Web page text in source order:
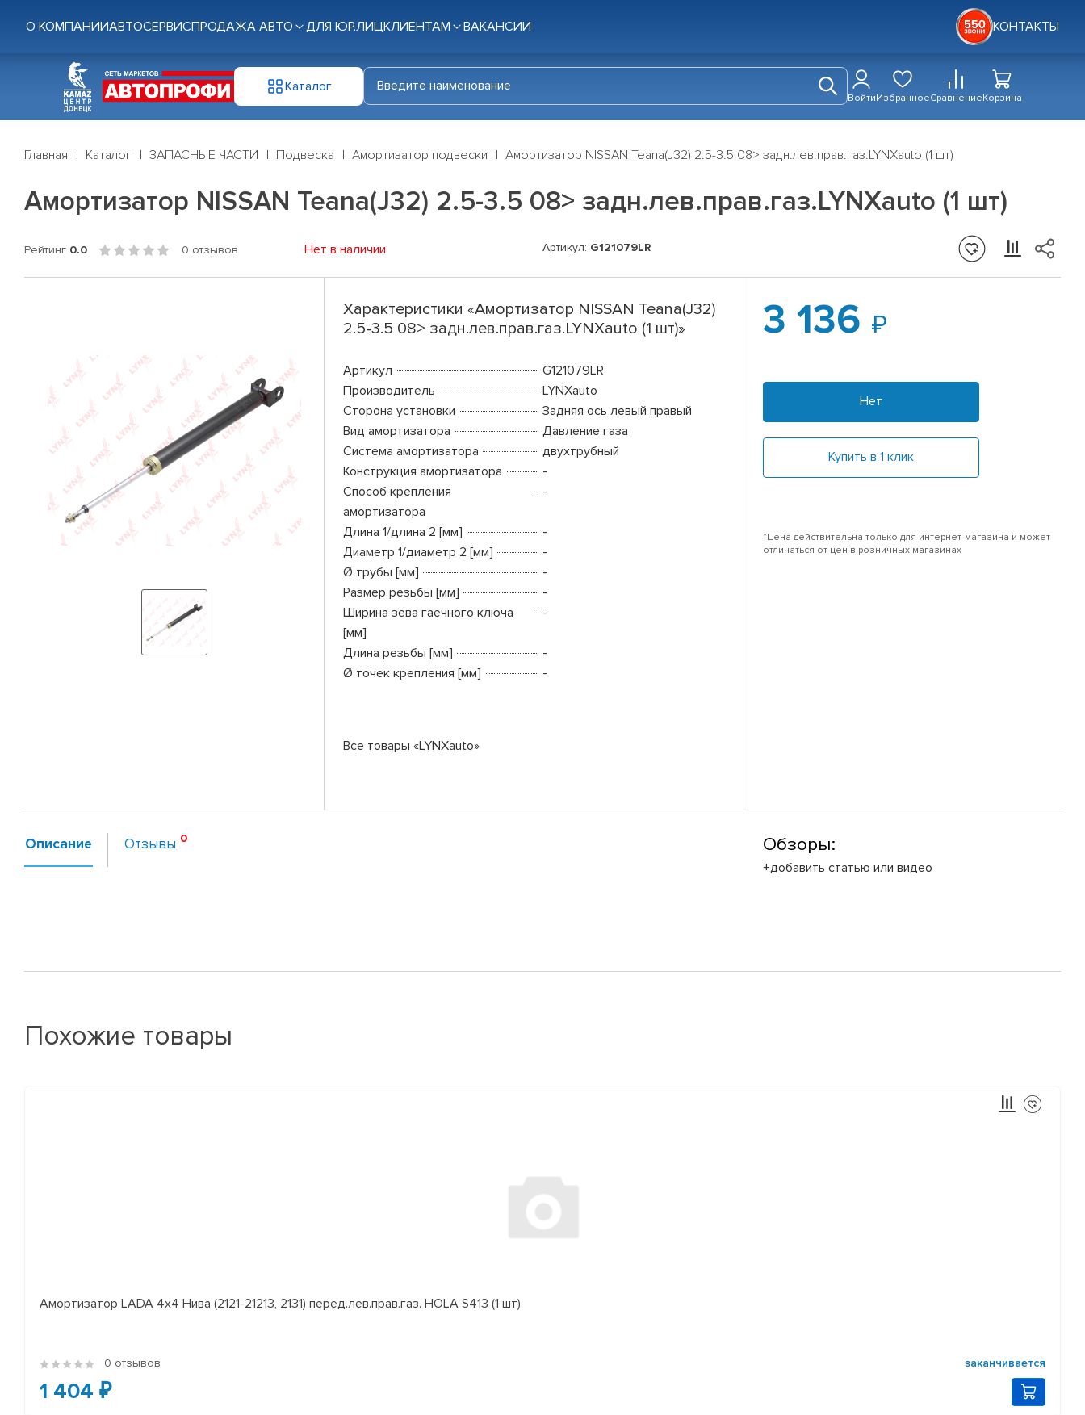
О КОМПАНИИАВТОСЕРВИСПРОДАЖА АВТО ДЛЯ ЮР.ЛИЦКЛИЕНТАМ ВАКАНСИИ КОНТАКТЫ
Каталог
ВойтиИзбранноеСравнениеКорзина
Главная Каталог ЗАПАСНЫЕ ЧАСТИ Подвеска Амортизатор подвески Амортизатор NISSAN Teana(J32) 2.5-3.5 08> задн.лев.прав.газ.LYNXauto (1 шт)
Амортизатор NISSAN Teana(J32) 2.5-3.5 08> задн.лев.прав.газ.LYNXauto (1 шт)
Рейтинг 0.0 0 отзывов Нет в наличии Артикул: G121079LR
Характеристики «Амортизатор NISSAN Teana(J32)
2.5-3.5 08> задн.лев.прав.газ.LYNXauto (1 шт)»
Артикул
G121079LR
Производитель
LYNXauto
Сторона установки
Задняя ось левый правый
Вид амортизатора
Давление газа
Система амортизатора
двухтрубный
Конструкция амортизатора
-
Способ крепления
амортизатора
-
Длина 1/длина 2 [мм]
-
Диаметр 1/диаметр 2 [мм]
-
Ø трубы [мм]
-
Размер резьбы [мм]
-
Ширина зева гаечного ключа
[мм]
-
Длина резьбы [мм]
-
Ø точек крепления [мм]
-
Все товары «LYNXauto»
3 136
Нет
Купить в 1 клик
*Цена действительна только для интернет-магазина и может
отличаться от цен в розничных магазинах
Описание Отзывы Обзоры:
+добавить статью или видео
Похожие товары
Амортизатор LADA 4x4 Нива (2121-21213, 2131) перед.лев.прав.газ. HOLA S413 (1 шт)
0 отзывов заканчивается
1 404 ₽